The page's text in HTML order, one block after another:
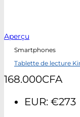
Aperçu
Smartphones
Tablette de lecture
168.000CFA
EUR: €273